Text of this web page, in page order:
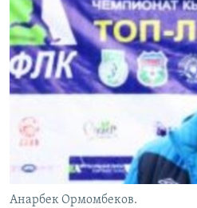
БИЗ ЖАНА ДҮЙНӨ
ДАНИСТЕ
ЭЖЕ-СИҢДИЛЕР
АЗАТТЫК+
ЫҢГАЙСЫЗ СУРООЛОР
Русский
ОНЛАЙН ШЕРИНЕ
ЭЕ/АРнун бардык сайттары
Анарбек Ормомбеков.